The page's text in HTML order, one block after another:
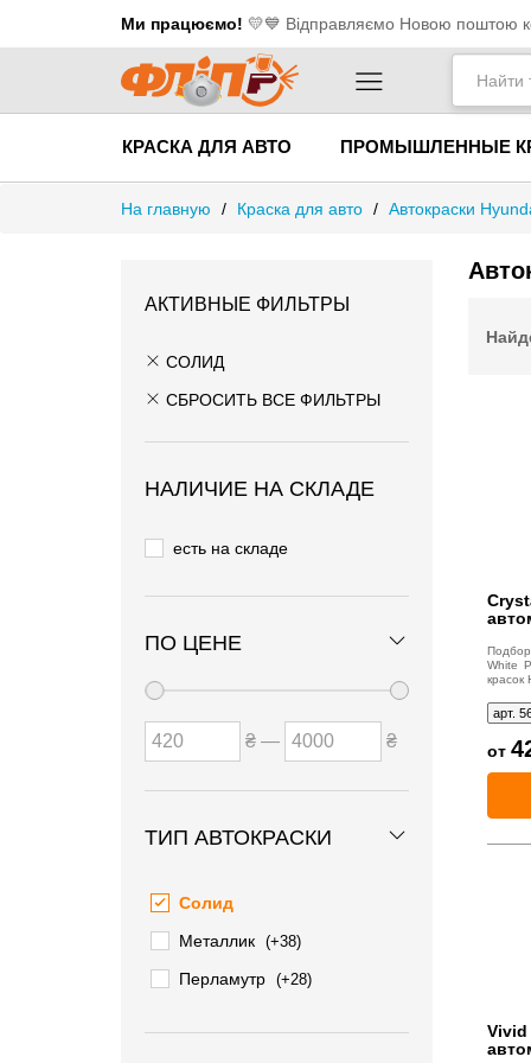
Ми працюємо! 💛​💙 Відправляємо Новою поштою
КРАСКА ДЛЯ АВТО ПРОМЫШЛЕННЫЕ
На главную / Краска для авто / Автокраски
АКТИВНЫЕ ФИЛЬТРЫ
СОЛИД
СБРОСИТЬ ВСЕ ФИЛЬТРЫ
НАЛИЧИЕ НА СКЛАДЕ
есть на складе
ПО ЦЕНЕ
₴ — ₴
ТИП АВТОКРАСКИ
Солид
Металлик (+38)
Перламутр (+28)
White
красок
арт.
от
Vivid